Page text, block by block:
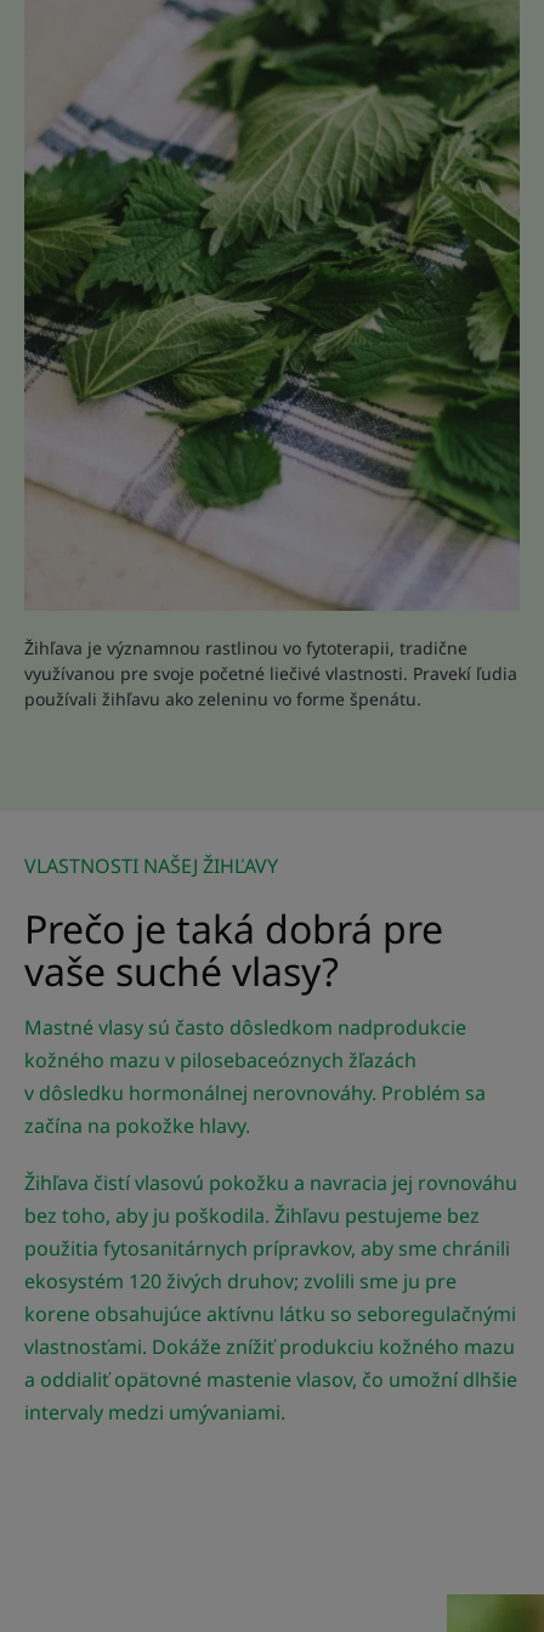
Žihľava je významnou rastlinou vo fytoterapii, tradične
využívanou pre svoje početné liečivé vlastnosti. Pravekí ľudia
používali žihľavu ako zeleninu vo forme špenátu.
VLASTNOSTI NAŠEJ ŽIHĽAVY
Prečo je taká dobrá pre
vaše suché vlasy?
Mastné vlasy sú často dôsledkom nadprodukcie
kožného mazu v pilosebaceóznych žľazách
v dôsledku hormonálnej nerovnováhy. Problém sa
začína na pokožke hlavy.
Žihľava čistí vlasovú pokožku a navracia jej rovnováhu
bez toho, aby ju poškodila. Žihľavu pestujeme bez
použitia fytosanitárnych prípravkov, aby sme chránili
ekosystém 120 živých druhov; zvolili sme ju pre
korene obsahujúce aktívnu látku so seboregulačnými
vlastnosťami. Dokáže znížiť produkciu kožného mazu
a oddialiť opätovné mastenie vlasov, čo umožní dlhšie
intervaly medzi umývaniami.